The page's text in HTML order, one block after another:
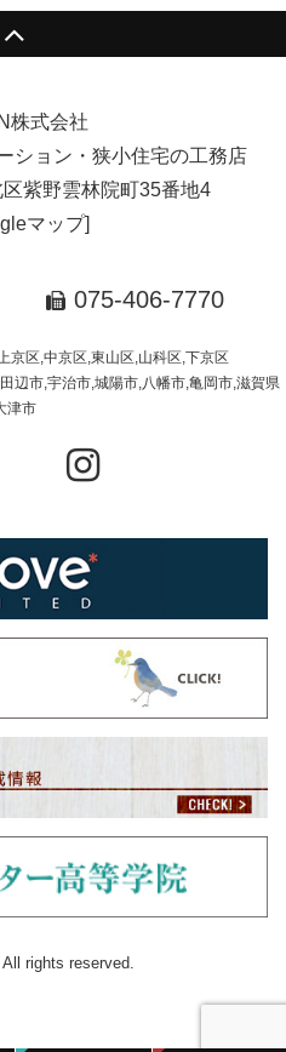
株式会社
ション・狭小住宅の工務店
紫野雲林院町35番地4
マップ]
075-406-7770
京区,中京区,東山区,山科区,下京区
辺市,宇治市,城陽市,八幡市,亀岡市,滋賀県
津市
rights reserved.